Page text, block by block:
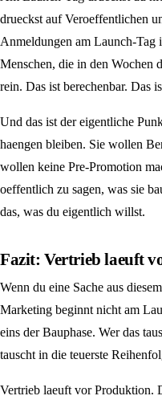
drueckst auf Veroeffentlichen
Anmeldungen am Launch-Tag
Menschen, die in den Wochen
rein. Das ist berechenbar. Das
Und das ist der eigentliche
haengen bleiben. Sie wollen
wollen keine Pre-Promotion
oeffentlich zu sagen, was sie
das, was du eigentlich willst.
Fazit: Vertrieb laeuft
Wenn du eine Sache aus
Marketing beginnt nicht am
eins der Bauphase. Wer das
tauscht in die teuerste
Vertrieb laeuft vor Produktion.